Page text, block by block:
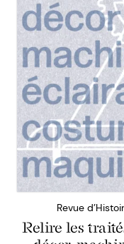
Revue
Relire les